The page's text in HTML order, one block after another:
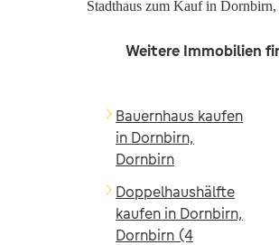
Stadthaus zum Kauf in
Weitere Immobilien
Bauernhaus kaufen
in Dornbirn,
Dornbirn
Doppelhaushälfte
kaufen in Dornbirn,
Dornbirn (4